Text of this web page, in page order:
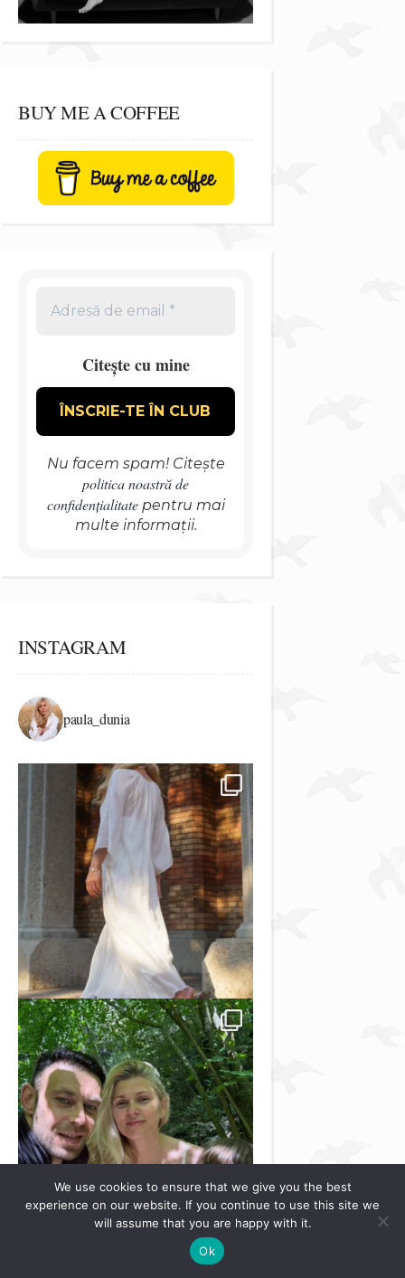
BUY ME A COFFEE
Citește cu mine
Nu facem spam! Citește
politica noastră de
confidențialitatepentru mai
multe informații.
INSTAGRAM
paula_dunia
We use cookies to ensure that we give you the best
experience on our website. If you continue to use this site we
will assume that you are happy with it.
Ok